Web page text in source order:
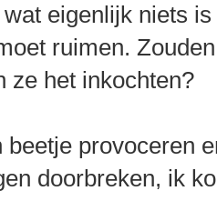
eigenlijk niets
ruimen.
ze het inkochten?
beetje provoceren
doorbreken, ik